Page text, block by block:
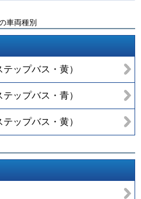
車両種別
ップバス・黄）
ップバス・青）
ップバス・黄）